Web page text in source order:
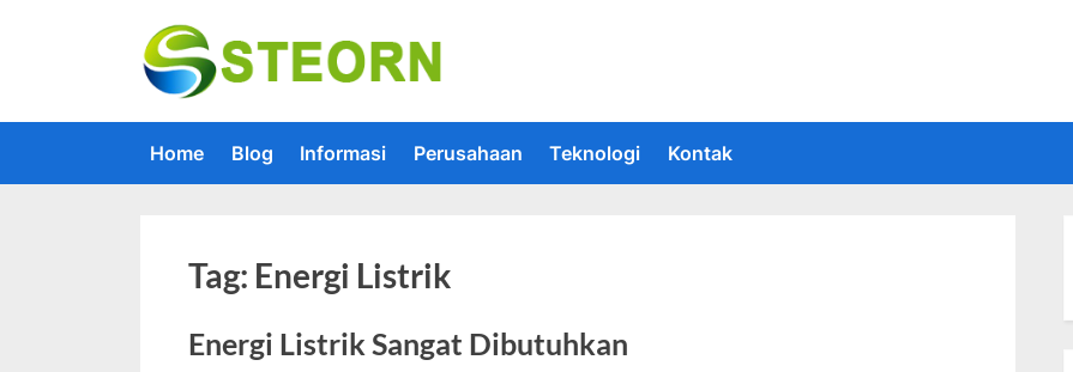
Home Blog Informasi Perusahaan Teknologi Kontak
Tag: Energi Listrik
Energi Listrik Sangat Dibutuhkan